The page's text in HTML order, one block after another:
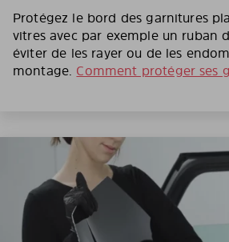
Protégez le bord des garnitures
vitres avec par exemple un ruban
éviter de les rayer ou de les
montage. Comment protéger ses